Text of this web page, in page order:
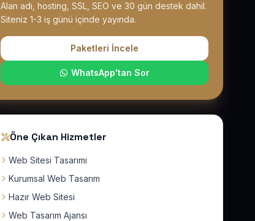
Alan adı, hosting, SSL, SEO ve 30 gün destek dahil.
Siteniz 1-3 iş günü içinde yayında.
Paketleri İncele
WhatsApp'tan Sor
Öne Çıkan Hizmetler
Web Sitesi Tasarımı
Kurumsal Web Tasarım
Hazır Web Sitesi
Web Tasarım Ajansı